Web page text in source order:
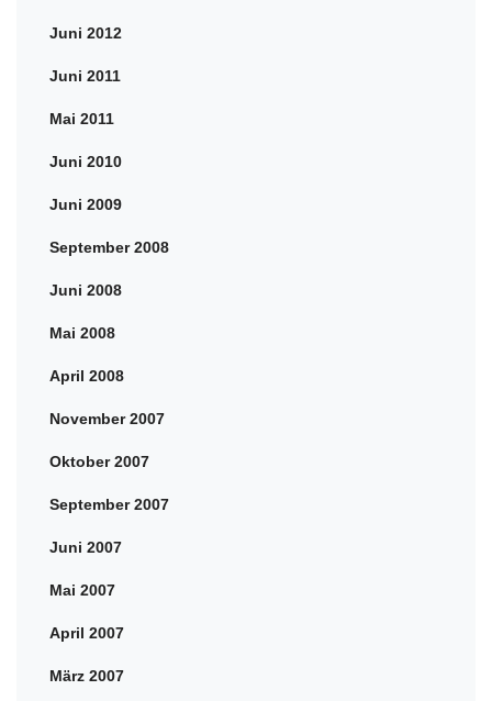
Juni 2012
Juni 2011
Mai 2011
Juni 2010
Juni 2009
September 2008
Juni 2008
Mai 2008
April 2008
November 2007
Oktober 2007
September 2007
Juni 2007
Mai 2007
April 2007
März 2007